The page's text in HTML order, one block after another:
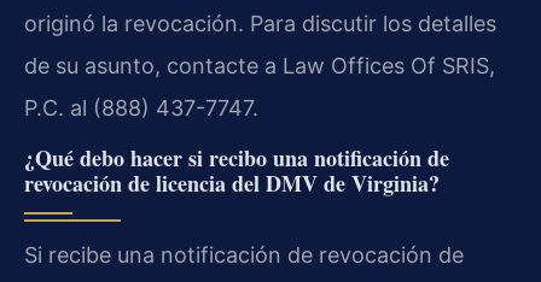
originó la revocación. Para discutir los detalles
de su asunto, contacte a Law Offices Of SRIS,
P.C. al (888) 437-7747.
¿Qué debo hacer si recibo una notificación de
revocación de licencia del DMV de Virginia?
Si recibe una notificación de revocación de